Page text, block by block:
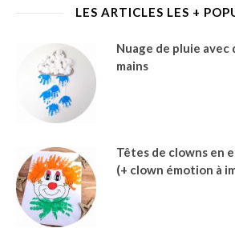
LES ARTICLES LES +
Nuage de pluie avec
mains
Têtes de clowns en
(+ clown émotion à